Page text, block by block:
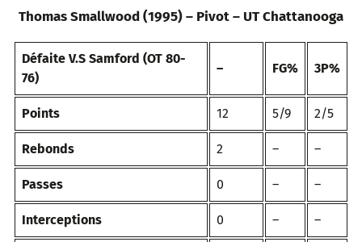
Thomas Smallwood (1995) – Pivot – UT Chattanooga
Défaite V.S Samford (OT 80-
76)
– FG% 3P%
Points 12 5/9 2/5
Rebonds 2 – –
Passes 0 – –
Interceptions 0 – –